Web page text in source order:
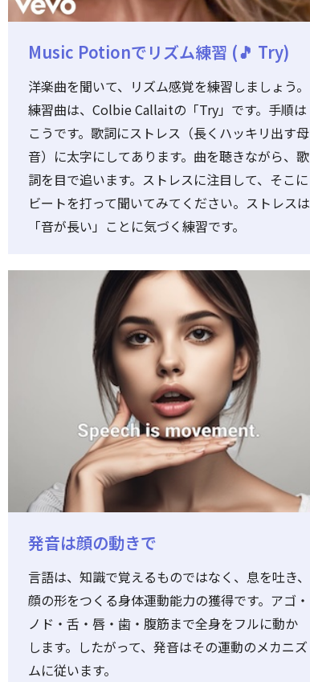
Music Potionでリズム練習 (🎵 Try)
洋楽曲を聞いて、リズム感覚を練習しましょう。
練習曲は、Colbie Callaitの「Try」です。手順は
こうです。歌詞にストレス（長くハッキリ出す母
音）に太字にしてあります。曲を聴きながら、歌
詞を目で追います。ストレスに注目して、そこに
ビートを打って聞いてみてください。ストレスは
「音が長い」ことに気づく練習です。
発音は顔の動きで
言語は、知識で覚えるものではなく、息を吐き、
顔の形をつくる身体運動能力の獲得です。アゴ・
ノド・舌・唇・歯・腹筋まで全身をフルに動か
します。したがって、発音はその運動のメカニズ
ムに従います。